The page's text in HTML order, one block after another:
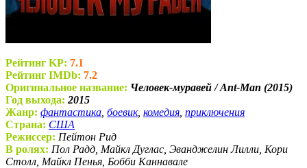
Рейтинг KP: 7.1
Рейтинг IMDb: 7.2
Оригинальное название: Человек-муравей / Ant-Man (2015)
Год выхода: 2015
Жанр: фантастика боевик, комедия приключения
Страна: США
Режиссер: Пейтон Рид
В ролях: Пол Радд, Майкл Дуглас, Эванджелин Лилли, Кори
Столл, Майкл Пенья, Бобби Каннавале